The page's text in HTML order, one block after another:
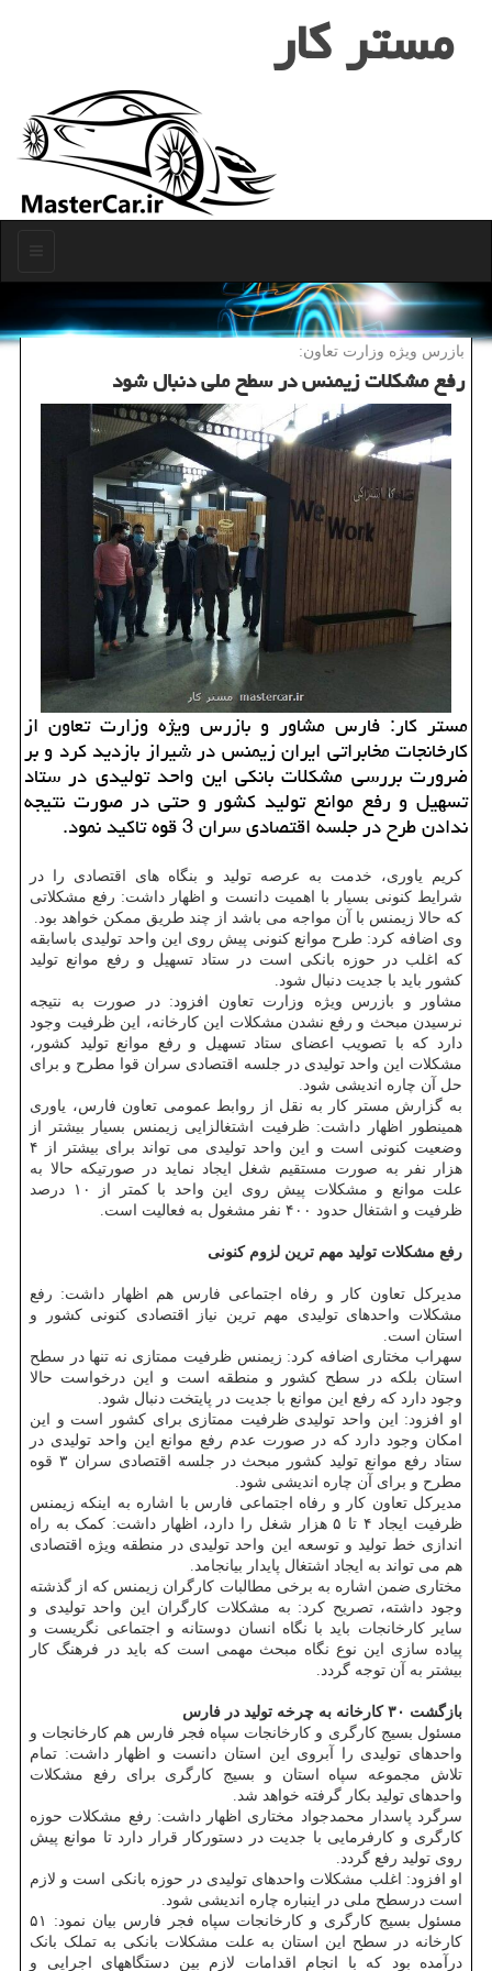
مستر كار
بازرس ویژه وزارت تعاون:
رفع مشكلات زیمنس در سطح ملی دنبال شود
مستر کار: فارس مشاور و بازرس ویژه وزارت تعاون از
کارخانجات مخابراتی ایران زیمنس در شیراز بازدید کرد و بر
ضرورت بررسی مشکلات بانکی این واحد تولیدی در ستاد
تسهیل و رفع موانع تولید کشور و حتی در صورت نتیجه
ندادن طرح در جلسه اقتصادی سران 3 قوه تاکید نمود.
کریم یاوری، خدمت به عرصه تولید و بنگاه های اقتصادی را در
شرایط کنونی بسیار با اهمیت دانست و اظهار داشت: رفع مشکلاتی
که حالا زیمنس با آن مواجه می باشد از چند طریق ممکن خواهد بود.
وی اضافه کرد: طرح موانع کنونی پیش روی این واحد تولیدی باسابقه
که اغلب در حوزه بانکی است در ستاد تسهیل و رفع موانع تولید
کشور باید با جدیت دنبال شود.
مشاور و بازرس ویژه وزارت تعاون افزود: در صورت به نتیجه
نرسیدن مبحث و رفع نشدن مشکلات این کارخانه، این ظرفیت وجود
دارد که با تصویب اعضای ستاد تسهیل و رفع موانع تولید کشور،
مشکلات این واحد تولیدی در جلسه اقتصادی سران قوا مطرح و برای
حل آن چاره اندیشی شود.
به گزارش مستر کار به نقل از روابط عمومی تعاون فارس، یاوری
همینطور اظهار داشت: ظرفیت اشتغالزایی زیمنس بسیار بیشتر از
وضعیت کنونی است و این واحد تولیدی می تواند برای بیشتر از ۴
هزار نفر به صورت مستقیم شغل ایجاد نماید در صورتیکه حالا به
علت موانع و مشکلات پیش روی این واحد با کمتر از ۱۰ درصد
ظرفیت و اشتغال حدود ۴۰۰ نفر مشغول به فعالیت است.
رفع مشکلات تولید مهم ترین لزوم کنونی
مدیرکل تعاون کار و رفاه اجتماعی فارس هم اظهار داشت: رفع
مشکلات واحدهای تولیدی مهم ترین نیاز اقتصادی کنونی کشور و
استان است.
سهراب مختاری اضافه کرد: زیمنس ظرفیت ممتازی نه تنها در سطح
استان بلکه در سطح کشور و منطقه است و این درخواست حالا
وجود دارد که رفع این موانع با جدیت در پایتخت دنبال شود.
او افزود: این واحد تولیدی ظرفیت ممتازی برای کشور است و این
امکان وجود دارد که در صورت عدم رفع موانع این واحد تولیدی در
ستاد رفع موانع تولید کشور مبحث در جلسه اقتصادی سران ۳ قوه
مطرح و برای آن چاره اندیشی شود.
مدیرکل تعاون کار و رفاه اجتماعی فارس با اشاره به اینکه زیمنس
ظرفیت ایجاد ۴ تا ۵ هزار شغل را دارد، اظهار داشت: کمک به راه
اندازی خط تولید و توسعه این واحد تولیدی در منطقه ویژه اقتصادی
هم می تواند به ایجاد اشتغال پایدار بیانجامد.
مختاری ضمن اشاره به برخی مطالبات کارگران زیمنس که از گذشته
وجود داشته، تصریح کرد: به مشکلات کارگران این واحد تولیدی و
سایر کارخانجات باید با نگاه انسان دوستانه و اجتماعی نگریست و
پیاده سازی این نوع نگاه مبحث مهمی است که باید در فرهنگ کار
بیشتر به آن توجه گردد.
بازگشت ۳۰ کارخانه به چرخه تولید در فارس
مسئول بسیج کارگری و کارخانجات سپاه فجر فارس هم کارخانجات و
واحدهای تولیدی را آبروی این استان دانست و اظهار داشت: تمام
تلاش مجموعه سپاه استان و بسیج کارگری برای رفع مشکلات
واحدهای تولید بکار گرفته خواهد شد.
سرگرد پاسدار محمدجواد مختاری اظهار داشت: رفع مشکلات حوزه
کارگری و کارفرمایی با جدیت در دستورکار قرار دارد تا موانع پیش
روی تولید رفع گردد.
او افزود: اغلب مشکلات واحدهای تولیدی در حوزه بانکی است و لازم
است درسطح ملی در اینباره چاره اندیشی شود.
مسئول بسیج کارگری و کارخانجات سپاه فجر فارس بیان نمود: ۵۱
کارخانه در سطح این استان به علت مشکلات بانکی به تملک بانک
درآمده بود که با انجام اقدامات لازم بین دستگاههای اجرایی و